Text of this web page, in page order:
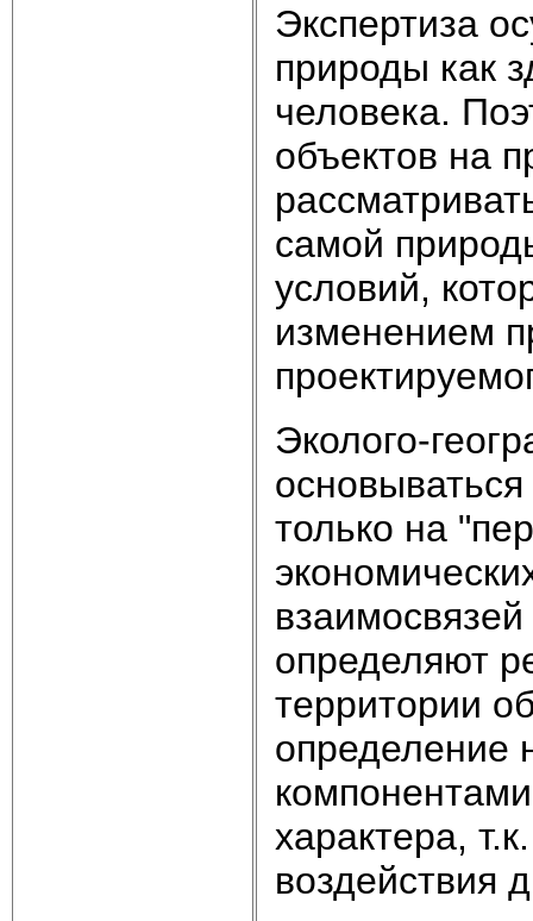
Экспертиза
природы как
человека.
объектов на
самой
условий,
изменением
Эколого-
только на
определяют
территории
определение
характера,
воздействия